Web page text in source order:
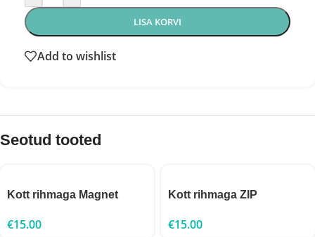
LISA KORVI
Add to wishlist
Seotud tooted
Kott rihmaga Magnet
€15.00
Kott rihmaga ZIP
€15.00